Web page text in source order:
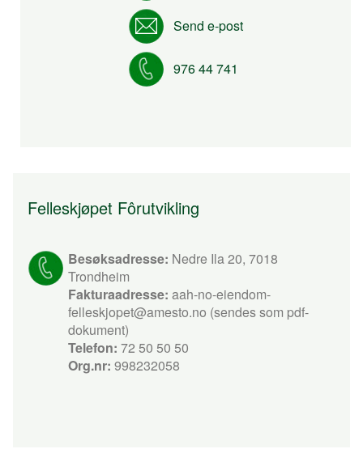
Send e-post
976 44 741
Felleskjøpet Fôrutvikling
Besøksadresse: Nedre Ila 20, 7018
Trondheim
Fakturaadresse: aah-no-eiendom-
felleskjopet@amesto.no (sendes som pdf-
dokument)
Telefon: 72 50 50 50
Org.nr:998232058